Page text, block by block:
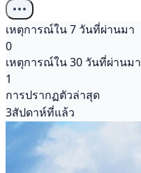
เหตุการณ์ใน 7 วันที่ผ่านมา
0
เหตุการณ์ใน 30 วันที่ผ่านมา
1
การปรากฏตัวล่าสุด
3สัปดาห์ที่แล้ว